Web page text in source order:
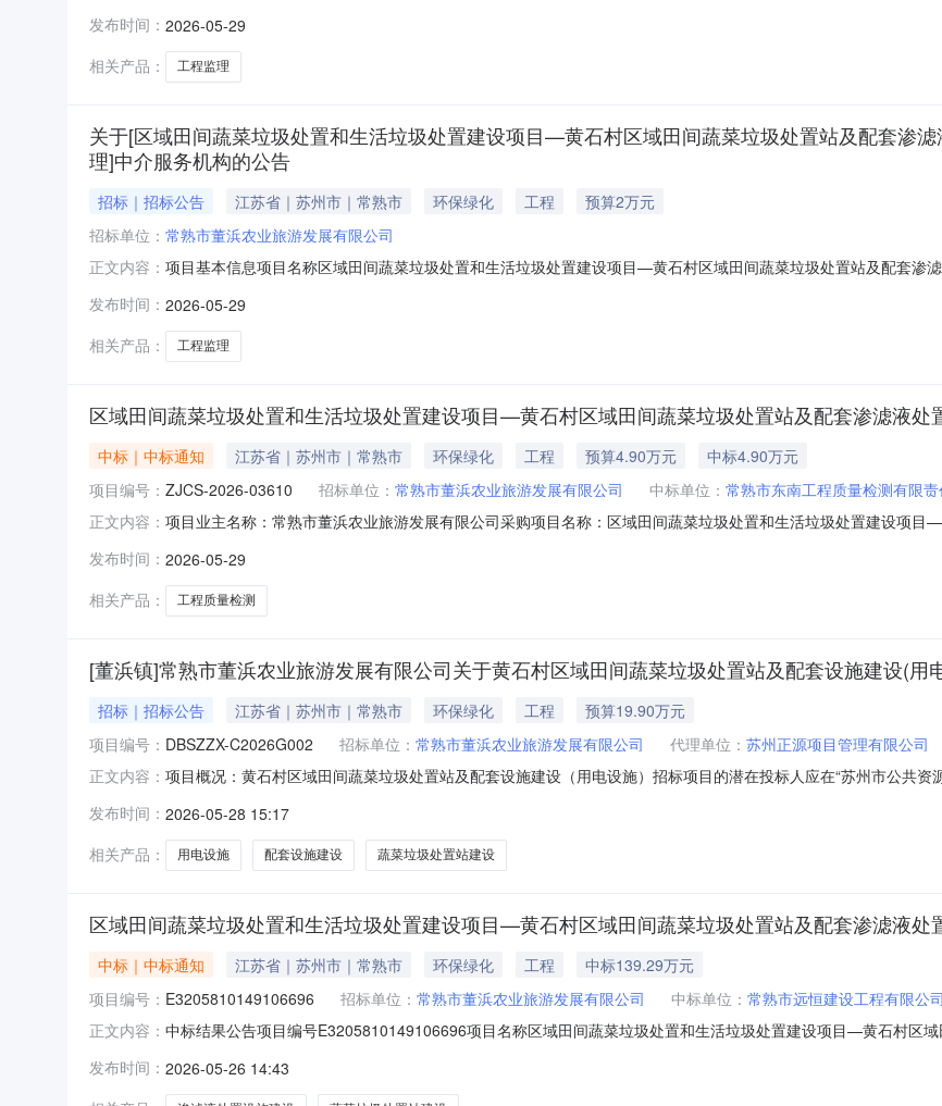
属区域：江苏省苏州市常熟市服务类型：工程监理服务时限：合同签订后180个自然日服务金额：￥18,000.00元至
发布时间： 2026-05-29
相关产品：
工程监理
关于[区域田间蔬菜垃圾处置和生活垃圾处置建设项目—黄石村区域田间蔬菜垃圾处置站及配套渗
理]中介服务机构的公告
招标｜招标公告 江苏省｜苏州市｜常熟市 环保绿化 工程
预算2万元
招标单位： 常熟市董浜农业旅游发展有限公司
正文内容： 项目基本信息项目名称区域田间蔬菜垃圾处置和生活垃圾处置建设项目—黄石村区域田间蔬菜垃圾处置站及配套渗
配套（监理）服务金额竞价最低价18000.0元竞价最高价20000.0元服务金额说明服务金额：18000.0至20000.0￥
限公司统一社
发布时间： 2026-05-29
相关产品：
工程监理
区域田间蔬菜垃圾处置和生活垃圾处置建设项目—黄石村区域田间蔬菜垃圾处置站及配套渗滤液处
中标｜中标通知 江苏省｜苏州市｜常熟市 环保绿化 工程 预算4.90万元
中标4.90万元
项目编号： ZJCS-2026-03610 招标单位： 常熟市董浜农业旅游发展有限公司 中标单位： 常熟市东南工程质量检测有限责
正文内容： 项目业主名称：常熟市董浜农业旅游发展有限公司采购项目名称：区域田间蔬菜垃圾处置和生活垃圾处置建设项
目所属区域：江苏省苏州市常熟市服务类型：建设工程质量检测服务时限：合同签订后180个自然日服务金额：￥
发布时间： 2026-05-29
相关产品：
工程质量检测
[董浜镇]常熟市董浜农业旅游发展有限公司关于黄石村区域田间蔬菜垃圾处置站及配套设施建设(用
招标｜招标公告 江苏省｜苏州市｜常熟市 环保绿化 工程
预算19.90万元
项目编号： DBSZZX-C2026G002 招标单位： 常熟市董浜农业旅游发展有限公司 代理单位： 苏州正源项目管理有限公司
正文内容： 项目概况：黄石村区域田间蔬菜垃圾处置站及配套设施建设（用电设施）招标项目的潜在投标人应在“苏州市公共
式：公开招标预算金额：人民币199000.00元整采购需求：常熟市董浜农业旅游发展有限公司所需的黄石村区域田
采购人通知进场施
发布时间： 2026-05-28 15:17
相关产品：
用电设施 配套设施建设 蔬菜垃圾处置站建设
区域田间蔬菜垃圾处置和生活垃圾处置建设项目—黄石村区域田间蔬菜垃圾处置站及配套渗滤液处
中标｜中标通知 江苏省｜苏州市｜常熟市 环保绿化 工程
中标139.29万元
项目编号： E3205810149106696 招标单位： 常熟市董浜农业旅游发展有限公司 中标单位： 常熟市远恒建设工程有限公司
正文内容： 中标结果公告项目编号E3205810149106696项目名称区域田间蔬菜垃圾处置和生活垃圾处置建设项目—黄石村区
董浜农业旅游发展有限公司招标方式公开招标中标单位名称常熟市远恒建设工程有限公司项目经理姓名：胡宏荣中
发布时间： 2026-05-26 14:43